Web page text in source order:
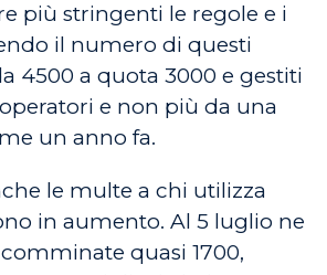
più stringenti le regole e i
il numero di questi
4500 a quota 3000 e gestiti
e non più da una
un anno fa.
le multe a chi utilizza
in aumento. Al 5 luglio ne
quasi 1700,